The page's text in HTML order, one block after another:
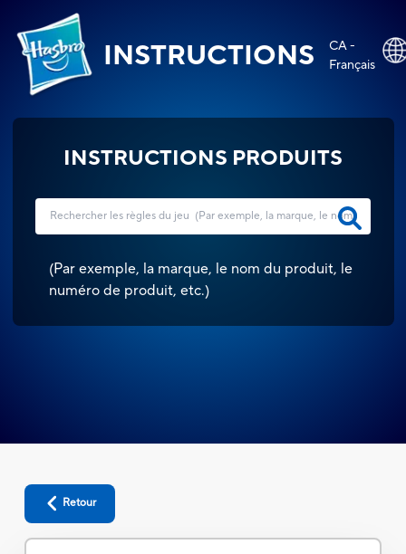
INSTRUCTIONS
CA -
Français
INSTRUCTIONS PRODUITS
(Par exemple, la marque, le nom du produit, le
numéro de produit, etc.)
Retour